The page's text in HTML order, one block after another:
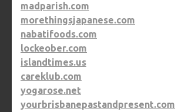
madparish.com
morethingsjapanese.com
nabatifoods.com
lockeober.com
islandtimes.us
careklub.com
yogarose.net
yourbrisbanepastandpresent.com